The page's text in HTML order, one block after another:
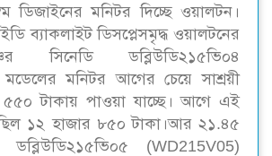
ডিজাইনের মনিটর দিচ্ছে ওয়ালটন।
ব্যাকলাইট ডিসপ্লেসমৃদ্ধ ওয়ালটনের
সিনেডি ডব্লিউডি২১৫ভি০৪
মনিটর আগের চেয়ে সাশ্রয়ী
টাকায় পাওয়া যাচ্ছে। আগে এই
১২ হাজার ৮৫০ টাকা।আর ২১.৪৫
ডব্লিউডি২১৫ভি০৫ (WD215V05)